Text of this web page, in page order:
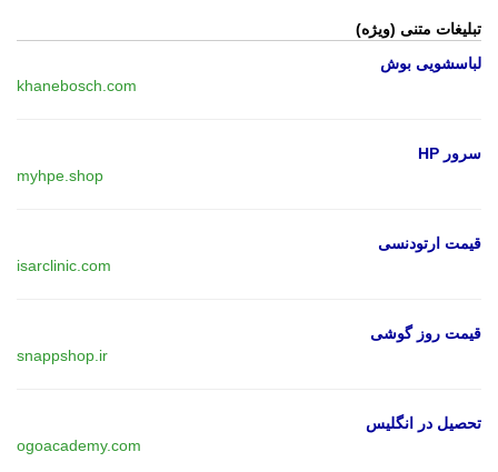
تبلیغات متنی (ویژه)
لباسشویی بوش
khanebosch.com
سرور HP
myhpe.shop
قیمت ارتودنسی
isarclinic.com
قیمت روز گوشی
snappshop.ir
تحصیل در انگلیس
ogoacademy.com